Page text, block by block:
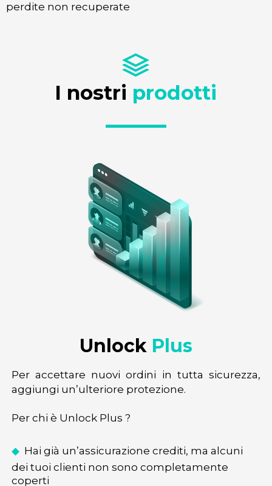
perdite non recuperate
I nostri prodotti
Unlock Plus
Per accettare nuovi ordini in tutta sicurezza,
aggiungi un’ulteriore protezione.
Per chi è Unlock Plus ?
◆Hai già un’assicurazione crediti, ma alcuni
dei tuoi clienti non sono completamente
coperti